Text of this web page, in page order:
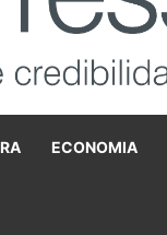
ECONOMIA